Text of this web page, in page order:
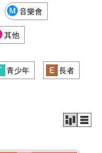
音樂會
其他
青少年 長者